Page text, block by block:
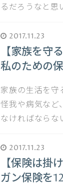
るだろうなと
2017.11.23
【家族を守
私のための保
家族の生活を守
怪我や病気など
なければなら
2017.11.23
【保険は掛
ガン保険を